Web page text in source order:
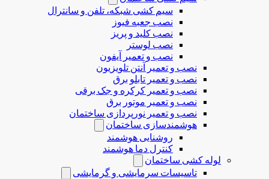
سیم کشی شبکه، تلفن و سانترال
نصب جعبه فیوز
نصب کلید و پریز
نصب لوستر
نصب و تعمیر آیفون
نصب و تعمیر آنتن تلویزیون
نصب و تعمیر تابلو برق
نصب و تعمیر کرکره و جک برقی
نصب و تعمیر موتور برق
نصب و تعمیر نورپردازی ساختمان
هوشمندسازی ساختمان
روشنایی هوشمند
کنترل دما هوشمند
لوله کشی ساختمان
تاسیسات سرمایشی و گرمایشی